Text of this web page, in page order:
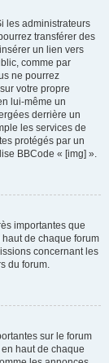
les administrateurs
transférer des
un lien vers
comme par
ne pourrez
votre propre
lui-même un
derrière un
les services de
protégés par un
BBCode « [img] ».
importantes que
de chaque forum
concernant les
du forum.
sur le forum
haut de chaque